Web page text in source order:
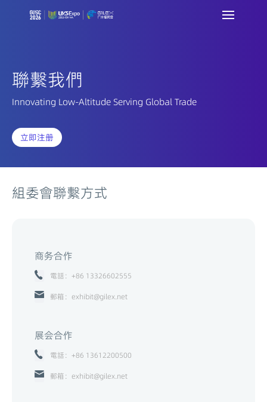
聯繫我們
Innovating Low-Altitude Serving Global Trade
立即注册
組委會聯繫方式
商务合作
電話：+86 13326602555
郵箱：exhibit@gilex.net
展会合作
電話：+86 13612200500
郵箱：exhibit@gilex.net